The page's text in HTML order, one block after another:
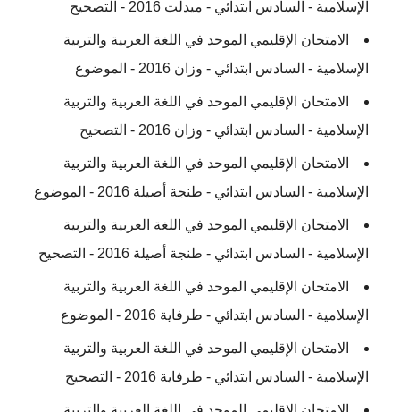
الإسلامية - السادس ابتدائي - ميدلت 2016 - التصحيح
الامتحان الإقليمي الموحد في اللغة العربية والتربية
الإسلامية - السادس ابتدائي - وزان 2016 - الموضوع
الامتحان الإقليمي الموحد في اللغة العربية والتربية
الإسلامية - السادس ابتدائي - وزان 2016 - التصحيح
الامتحان الإقليمي الموحد في اللغة العربية والتربية
الإسلامية - السادس ابتدائي - طنجة أصيلة 2016 - الموضوع
الامتحان الإقليمي الموحد في اللغة العربية والتربية
الإسلامية - السادس ابتدائي - طنجة أصيلة 2016 - التصحيح
الامتحان الإقليمي الموحد في اللغة العربية والتربية
الإسلامية - السادس ابتدائي - طرفاية 2016 - الموضوع
الامتحان الإقليمي الموحد في اللغة العربية والتربية
الإسلامية - السادس ابتدائي - طرفاية 2016 - التصحيح